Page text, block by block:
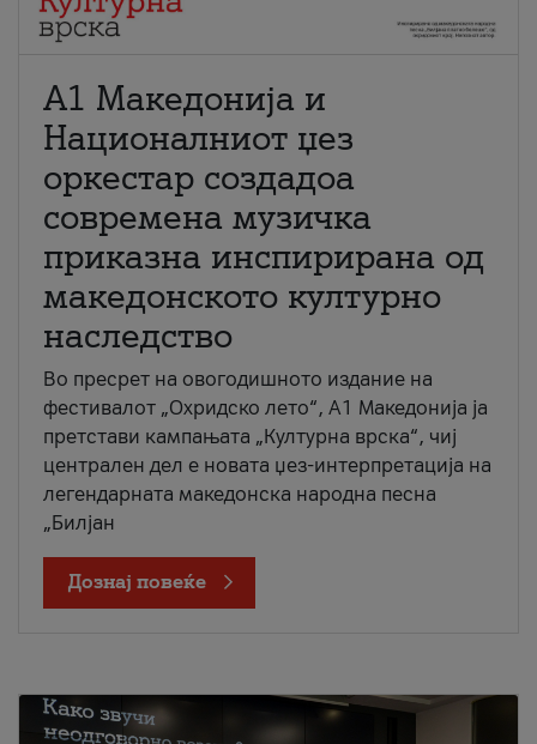
А1 Македонија и
Националниот џез
оркестар создадоа
современа музичка
приказна инспирирана од
македонското културно
наследство
Во пресрет на овогодишното издание на
фестивалот „Охридско лето“, А1 Македонија ја
претстави кампањата „Културна врска“, чиј
централен дел е новата џез-интерпретација на
легендарната македонска народна песна
„Билјан
Дознај повеќе